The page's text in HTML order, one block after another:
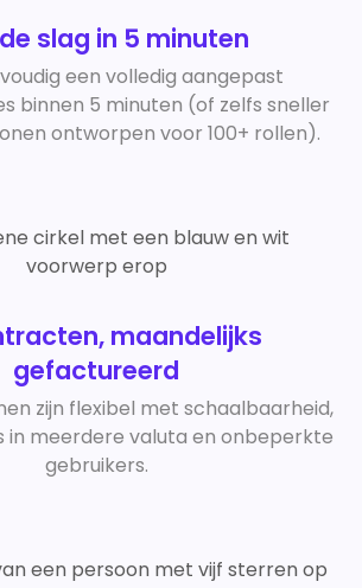
slag in 5 minuten
een volledig aangepast
binnen 5 minuten (of zelfs sneller
ontworpen voor 100+ rollen).
maandelijks
gefactureerd
zijn flexibel met schaalbaarheid,
in meerdere valuta en onbeperkte
gebruikers.